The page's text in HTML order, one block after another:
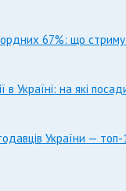
67%: що
в Україні: на які
України — топ-